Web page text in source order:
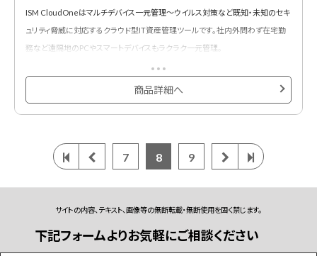
ISM CloudOneはマルチデバイス一元管理～ウイルス対策など既知・未知のセキ
ュリティ脅威に対応するクラウド型IT資産管理ツールです。社内外問わず在宅勤
務など遠隔地のPCやスマートデバイスもラクラク一元管理。
エンドポイントに内在するセキュリティリスクを自動で見える化。
また、グラフ表示のわかりやすい管理画面でどなたでも簡単に操作可能、IT管理
者の管理工数を大幅に削減します。
商品詳細へ
7 8 9
サイトの内容、テキスト、画像等の無断転載・無断使用を固く禁じます。
下記フォームよりお気軽にご相談ください